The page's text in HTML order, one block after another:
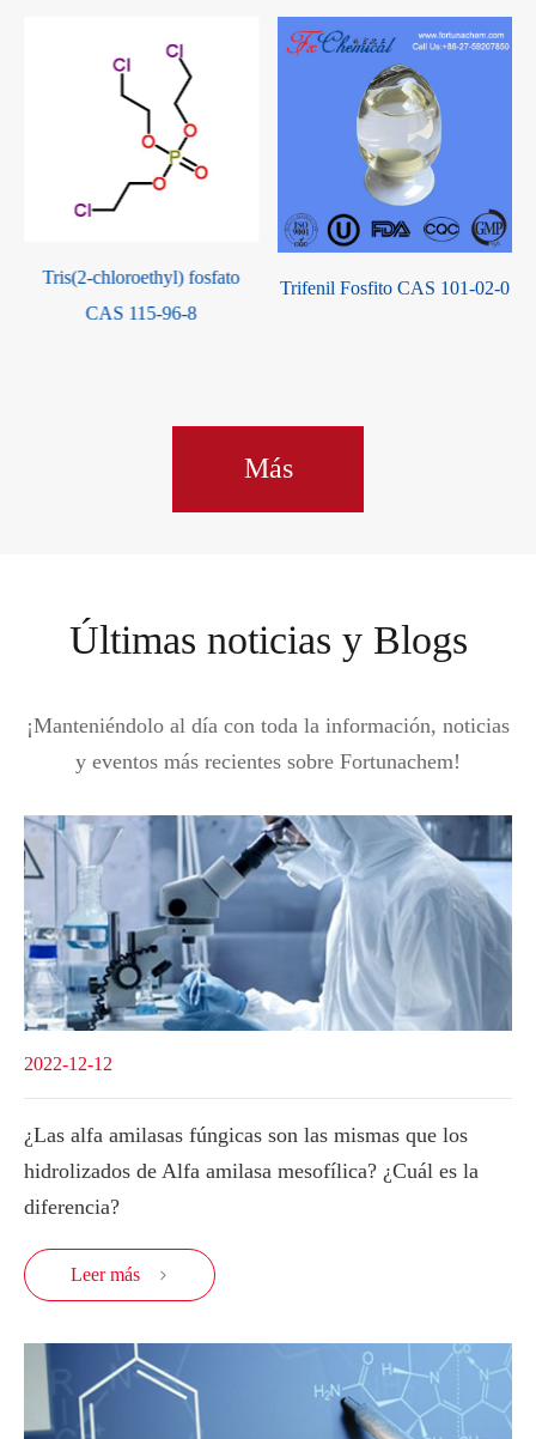
Tris(2-chloroethyl) fosfato
CAS 115-96-8
Trifenil Fosfito CAS 101-02-0
Más
Últimas noticias y Blogs
¡Manteniéndolo al día con toda la información, noticias
y eventos más recientes sobre Fortunachem!
2022-12-12
¿Las alfa amilasas fúngicas son las mismas que los
hidrolizados de Alfa amilasa mesofílica? ¿Cuál es la
diferencia?
Leer más 